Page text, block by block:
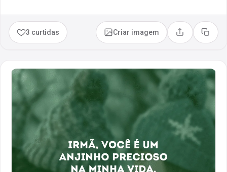
3 curtidas Criar imagem Compartilhar
Copiar